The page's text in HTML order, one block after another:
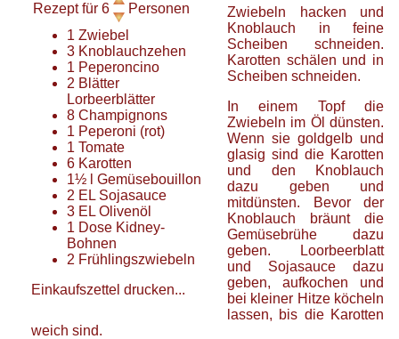
Rezept für 6
Personen
1 Zwiebel
3 Knoblauchzehen
1 Peperoncino
2 Blätter
Lorbeerblätter
8 Champignons
1 Peperoni (rot)
1 Tomate
6 Karotten
1½
Gemüsebouillon
2 EL Sojasauce
3 EL Olivenöl
1 Dose Kidney-
Bohnen
2 Frühlingszwiebeln
Einkaufszettel drucken...
Zwiebeln hacken und
Knoblauch in feine
Scheiben schneiden.
Karotten schälen und in
Scheiben schneiden.
In einem Topf die
Zwiebeln im Öl dünsten.
Wenn sie goldgelb und
glasig sind die Karotten
und den Knoblauch
dazu geben und
mitdünsten. Bevor der
Knoblauch bräunt die
Gemüsebrühe dazu
geben. Loorbeerblatt
und Sojasauce dazu
geben, aufkochen und
bei kleiner Hitze köcheln
lassen, bis die Karotten
weich sind.